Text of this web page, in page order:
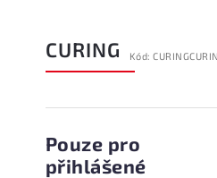
CURING Kód:
Pouze pro
přihlášené